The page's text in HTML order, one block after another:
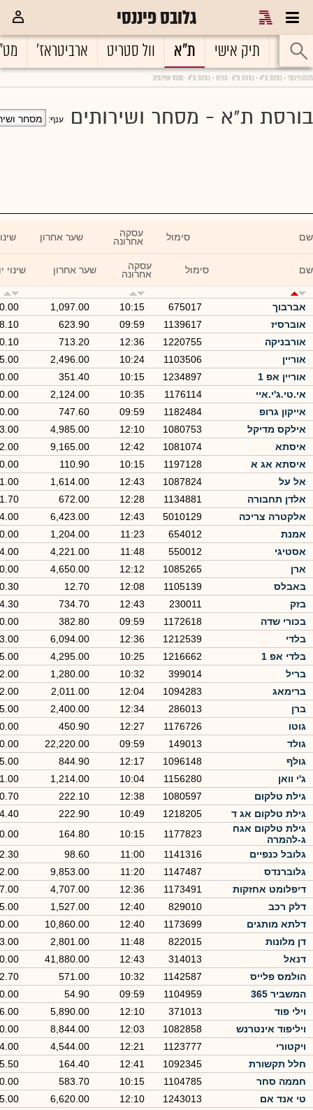
גלובס פיננסי
ראשי תיק אישי ת"א וול סטריט ארביטראז'
גלובס פיננסי
גלובס פיננסי > בורסת ת"א > בורסת ת"א - מניות > בורסת ת"א - מסחר ושירותים
בורסת ת"א - מסחר ושירותים ענף:
שם סימול עסקה
אחרונה שער אחרון
שם סימול עסקה
אחרונה שער אחרון שינוי
אברבוך 675017
10:15
1,097.00
0.00
אוברסיז
1139617
09:59
623.90
8.10
אורבניקה
1220755
12:36
713.20
אוריין
1103506
10:24
2,496.00
אוריין אפ 1
1234897
10:15
351.40
0.00
אי.טי.ג'י.איי
1176114
10:35
2,124.00
0.00
אייקון גרופ
1182484
09:59
747.60
0.00
אילקס מדיקל
1080753
12:10
4,985.00
איסתא
1081074
12:42
9,165.00
איסתא אג א
1197128
10:15
110.90
0.00
אל על
1087824
12:43
1,614.00
אלדן תחבורה
1134881
12:28
672.00
אלקטרה צריכה
5010129
12:43
6,423.00
אמנת
654012
11:23
1,204.00
0.00
אסטיגי
550012
11:48
4,221.00
ארן
1085265
12:12
4,650.00
באבלס
1105139
12:08
12.70
0.30
בזק
230011
12:43
734.70
4.30
בכורי שדה
1172618
09:59
382.80
0.00
בלדי
1212539
12:36
6,094.00
בלדי אפ 1
1216662
10:25
4,295.00
בריל
399014
10:32
1,280.00
ברימאג
1094283
12:04
2,011.00
ברן
286013
12:34
2,400.00
גוטו
1176726
12:27
450.90
0.00
גולד
149013
09:59
22,220.00
0.00
גולף
1096148
12:17
844.90
ג'י וואן
1156280
10:04
1,214.00
גילת טלקום
1080597
12:38
222.10
0.70
גילת טלקום אג ד
1218205
10:49
222.90
גילת טלקום אגח
ג-להמרה
1177823
10:15
164.80
0.00
גלובל כנפיים
1141316
11:00
98.60
2.30
גלוברנדס
1147487
11:20
9,853.00
דיפלומט אחזקות
1173491
12:36
4,707.00
דלק רכב
829010
12:40
1,527.00
דלתא מותגים
1173699
12:40
10,860.00
דן מלונות
822015
11:48
2,801.00
דנאל
314013
12:43
41,880.00
הולמס פלייס
1142587
10:32
571.00
המשביר 365
1104959
09:59
54.90
0.00
וילי פוד
371013
12:10
5,890.00
ויליפוד אינטרנש
1082858
12:03
8,844.00
ויקטורי
1123777
12:21
4,544.00
חלל תקשורת
1092345
12:41
164.40
5.50
חממה סחר
1104785
10:15
583.70
0.00
טי אנד אם
1243013
12:10
6,620.00